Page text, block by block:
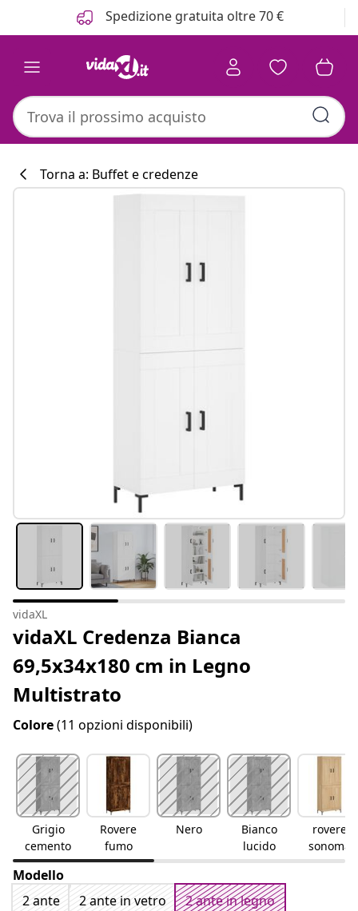
Spedizione gratuita oltre 70 €
Torna a: Buffet e credenze
vidaXL
vidaXL Credenza Bianca
69,5x34x180 cm in Legno
Multistrato
Colore(11 opzioni disponibili)
Grigio
cemento
Rovere
fumo
Nero
Bianco
lucido
rovere
sonoma
Modello
2 ante
2 ante in vetro
2 ante in legno